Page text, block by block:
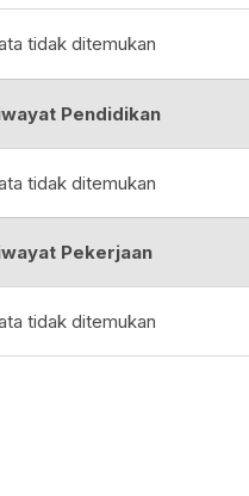
tidak ditemukan
Pendidikan
tidak ditemukan
Pekerjaan
tidak ditemukan